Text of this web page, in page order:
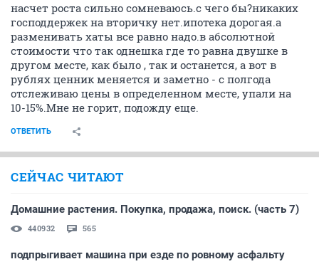
насчет роста сильно сомневаюсь.с чего бы?никаких
господдержек на вторичку нет.ипотека дорогая.а
разменивать хаты все равно надо.в абсолютной
стоимости что так однешка где то равна двушке в
другом месте, как было , так и останется, а вот в
рублях ценник меняется и заметно - с полгода
отслеживаю цены в определенном месте, упали на
10-15%.Мне не горит, подожду еще.
ОТВЕТИТЬ
СЕЙЧАС ЧИТАЮТ
Домашние растения. Покупка, продажа, поиск. (часть 7)
440932 565
подпрыгивает машина при езде по ровному асфальту